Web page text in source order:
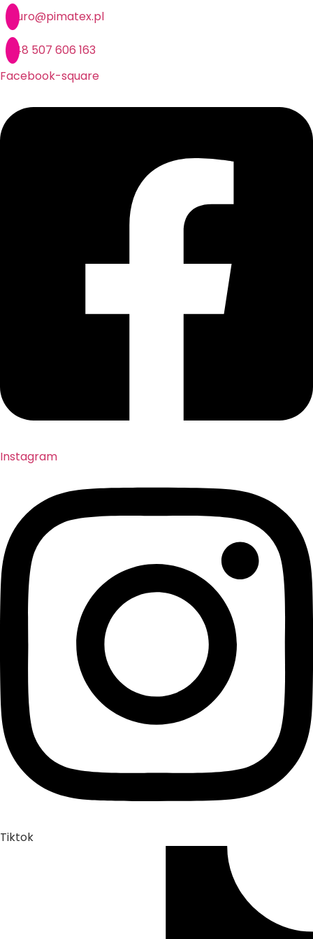
Przejdź
do
treści
biuro@pimatex.pl
+48 507 606 163
Facebook-square
Instagram
Tiktok